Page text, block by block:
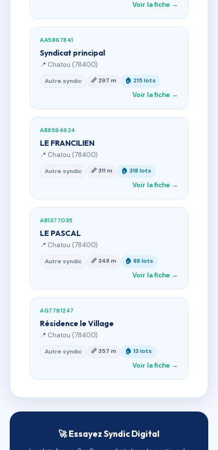
Voir la fiche →
AA5867841
Syndicat principal
📍 Chatou (78400)
Autre syndic 📏 297 m 🏠 215 lots
Voir la fiche →
AB8594624
LE FRANCILIEN
📍 Chatou (78400)
Autre syndic 📏 311 m 🏠 318 lots
Voir la fiche →
AB1377035
LE PASCAL
📍 Chatou (78400)
Autre syndic 📏 348 m 🏠 88 lots
Voir la fiche →
AG7791247
Résidence le Village
📍 Chatou (78400)
Autre syndic 📏 357 m 🏠 13 lots
Voir la fiche →
🚀 Essayez Syndic Digital